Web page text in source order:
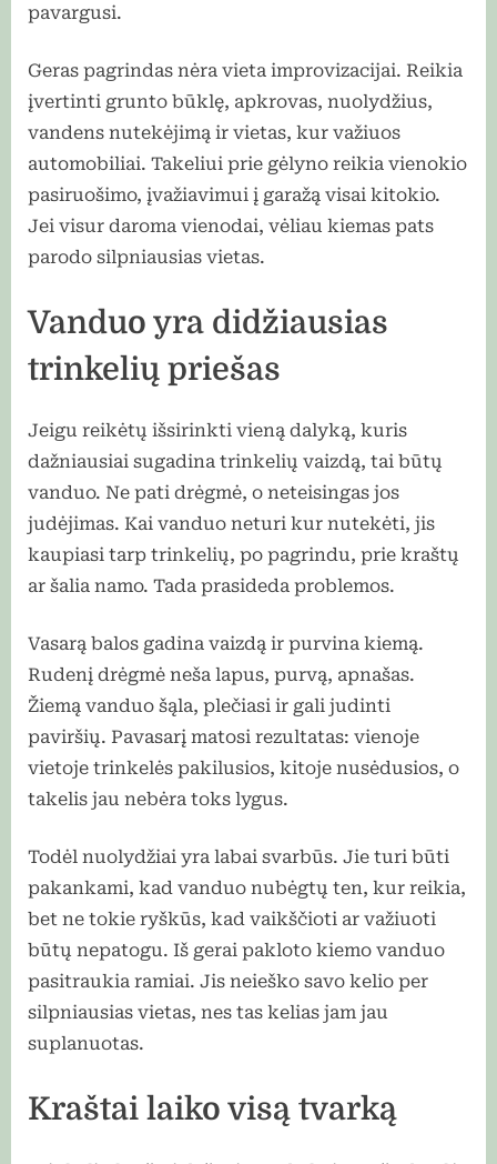
pavargusi.
Geras pagrindas nėra vieta improvizacijai. Reikia
įvertinti grunto būklę, apkrovas, nuolydžius,
vandens nutekėjimą ir vietas, kur važiuos
automobiliai. Takeliui prie gėlyno reikia vienokio
pasiruošimo, įvažiavimui į garažą visai kitokio.
Jei visur daroma vienodai, vėliau kiemas pats
parodo silpniausias vietas.
Vanduo yra didžiausias
trinkelių priešas
Jeigu reikėtų išsirinkti vieną dalyką, kuris
dažniausiai sugadina trinkelių vaizdą, tai būtų
vanduo. Ne pati drėgmė, o neteisingas jos
judėjimas. Kai vanduo neturi kur nutekėti, jis
kaupiasi tarp trinkelių, po pagrindu, prie kraštų
ar šalia namo. Tada prasideda problemos.
Vasarą balos gadina vaizdą ir purvina kiemą.
Rudenį drėgmė neša lapus, purvą, apnašas.
Žiemą vanduo šąla, plečiasi ir gali judinti
paviršių. Pavasarį matosi rezultatas: vienoje
vietoje trinkelės pakilusios, kitoje nusėdusios, o
takelis jau nebėra toks lygus.
Todėl nuolydžiai yra labai svarbūs. Jie turi būti
pakankami, kad vanduo nubėgtų ten, kur reikia,
bet ne tokie ryškūs, kad vaikščioti ar važiuoti
būtų nepatogu. Iš gerai pakloto kiemo vanduo
pasitraukia ramiai. Jis neieško savo kelio per
silpniausias vietas, nes tas kelias jam jau
suplanuotas.
Kraštai laiko visą tvarką